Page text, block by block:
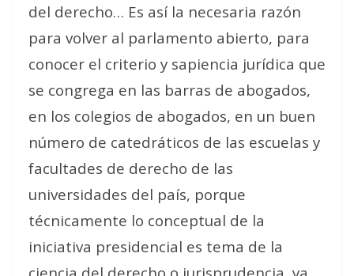
del derecho… Es así la necesaria razón
para volver al parlamento abierto, para
conocer el criterio y sapiencia jurídica que
se congrega en las barras de abogados,
en los colegios de abogados, en un buen
número de catedráticos de las escuelas y
facultades de derecho de las
universidades del país, porque
técnicamente lo conceptual de la
iniciativa presidencial es tema de la